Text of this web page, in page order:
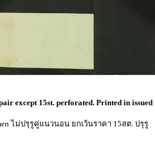
except 15st. perforated. Printed in issued
ไม่ปรุรูคู่แนวนอน ยกเว้นราคา 15สต. ปรุรู